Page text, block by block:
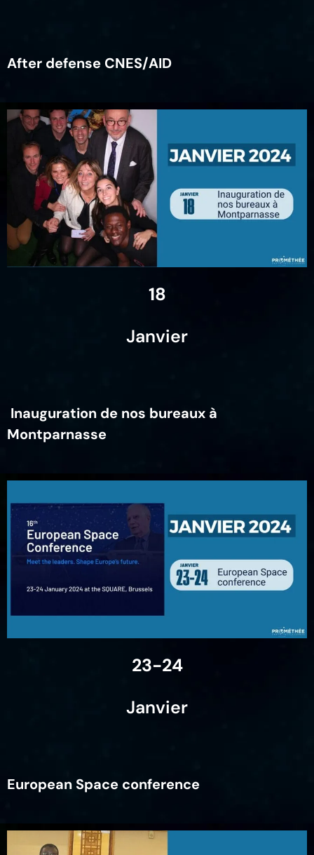
After defense CNES/AID
18
Janvier
Inauguration de nos bureaux à
Montparnasse
23-24
Janvier
European Space conference